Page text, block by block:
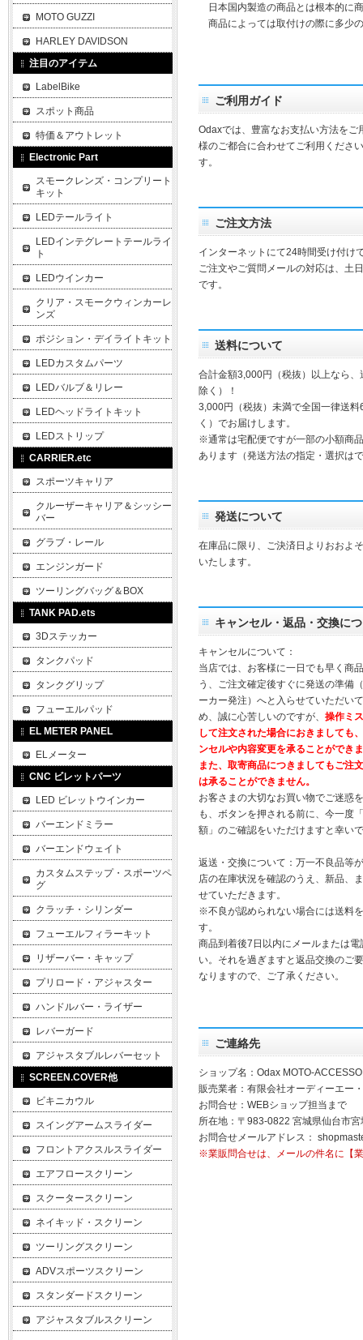
日本国内製造の商品とは根本的に
商品によっては取付けの際に多少
ご利用ガイド
Odaxでは、豊富なお支払い方法を
様のご都合に合わせてご利用くださ
す。
ご注文方法
インターネットにて24時間受け付け
ご注文やご質問メールの対応は、土
です。
送料について
合計金額3,000円（税抜）以上なら
除く）！
3,000円（税抜）未満で全国一律送
く）でお届けします。
※通常は宅配便ですが一部の小額商
あります（発送方法の指定・選択は
発送について
在庫品に限り、ご決済日よりおおよ
いたします。
キャンセル・返品・交換に
キャンセルについて：
当店では、お客様に一日でも早く商
う、ご注文確定後すぐに発送の準備
ーカー発注）へと入らせていただい
め、誠に心苦しいのですが、 操作ミ
して注文された場合におきましても
ンセルや内容変更を承ることができ
また、取寄商品につきましてもご注
は承ることができません。
お客さまの大切なお買い物でご迷惑
も、ボタンを押される前に、今一度
額」のご確認をいただけますと幸い
返送・交換について：万一不良品等
店の在庫状況を確認のうえ、新品、
せていただきます。
※不良が認められない場合には送料
す。
商品到着後7日以内にメールまたは
い。それを過ぎますと返品交換のご
なりますので、ご了承ください。
ご連絡先
ショップ名：Odax MOTO-
販売業者：有限会社オーディーエー
お問合せ：WEBショップ担当まで
所在地：〒983-0822 宮城県仙台市
お問合せメールアドレス：
※業販問合せは、メールの件名に【
MOTO GUZZI
HARLEY DAVIDSON
注目のアイテム
LabelBike
スポット商品
特価＆アウトレット
Electronic Part
スモークレンズ・コンプリート
キット
LEDテールライト
LEDインテグレートテールライ
ト
LEDウインカー
クリア・スモークウィンカーレ
ンズ
ポジション・デイライトキット
LEDカスタムパーツ
LEDバルブ＆リレー
LEDヘッドライトキット
LEDストリップ
CARRIER.etc
スポーツキャリア
クルーザーキャリア＆シッシー
バー
グラブ・レール
エンジンガード
ツーリングバッグ＆BOX
TANK PAD.ets
3Dステッカー
タンクパッド
タンクグリップ
フューエルパッド
EL METER PANEL
ELメーター
CNC ビレットパーツ
LED ビレットウインカー
バーエンドミラー
バーエンドウェイト
カスタムステップ・スポーツペ
グ
クラッチ・シリンダー
フューエルフィラーキット
リザーバー・キャップ
プリロード・アジャスター
ハンドルバー・ライザー
レバーガード
アジャスタブルレバーセット
SCREEN.COVER他
ビキニカウル
スイングアームスライダー
フロントアクスルスライダー
エアフロースクリーン
スクータースクリーン
ネイキッド・スクリーン
ツーリングスクリーン
ADVスポーツスクリーン
スタンダードスクリーン
アジャスタブルスクリーン